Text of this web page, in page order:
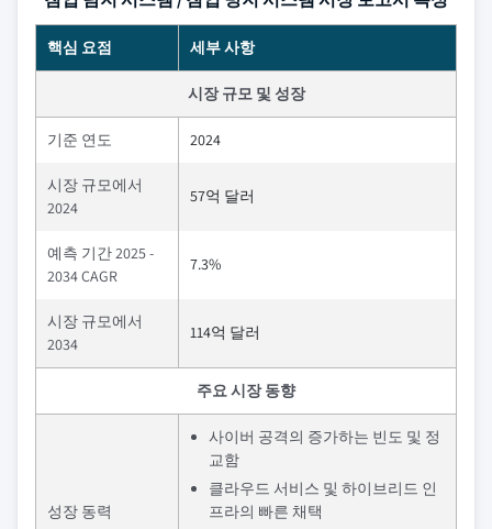
핵심 요점 세부 사항
시장 규모 및 성장
기준 연도 2024
시장 규모에서
2024
57억 달러
예측 기간 2025 -
2034 CAGR
7.3%
시장 규모에서
2034
114억 달러
주요 시장 동향
성장 동력
사이버 공격의 증가하는 빈도 및 정
교함
클라우드 서비스 및 하이브리드 인
프라의 빠른 채택